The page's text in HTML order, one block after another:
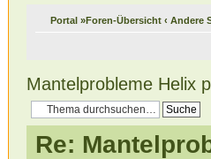
Portal»Foren-Übersicht ‹ Andere
Mantelprobleme Helix
Re: